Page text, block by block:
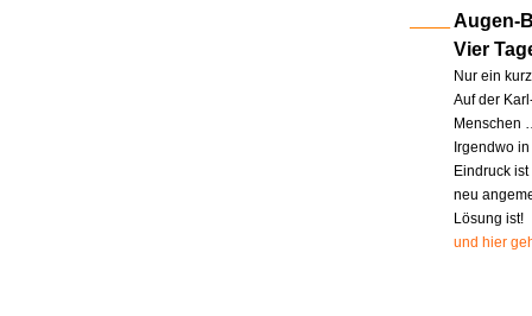
Augen-
Vier
Nur ein
Auf der
Menschen
Irgendwo
Eindruck
neu
Lösung ist!
und hier